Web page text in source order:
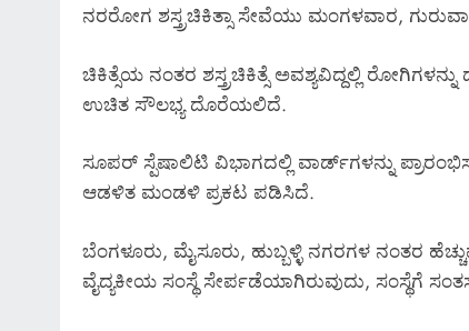
ನರರೋಗ ಶಸ್ತ್ರಚಿಕಿತ್ಸಾ ಸೇವೆಯು ಮಂಗಳವಾರ,
ಚಿಕಿತ್ಸೆಯ ನಂತರ ಶಸ್ತ್ರಚಿಕಿತ್ಸೆ ಅವಶ್ಯವಿದ್ದಲ್ಲಿ
ಉಚಿತ ಸೌಲಭ್ಯ ದೊರೆಯಲಿದೆ.
ಸೂಪರ್ ಸ್ಪೆಷಾಲಿಟಿ ವಿಭಾಗದಲ್ಲಿ ವಾರ್ಡ್‌ಗಳನ್ನು
ಆಡಳಿತ ಮಂಡಳಿ ಪ್ರಕಟ ಪಡಿಸಿದೆ.
ಬೆಂಗಳೂರು, ಮೈಸೂರು, ಹುಬ್ಬಳ್ಳಿ ನಗರಗಳ ನಂತರ
ವೈದ್ಯಕೀಯ ಸಂಸ್ಥೆ ಸೇರ್ಪಡೆಯಾಗಿರುವುದು, ಸಂಸ್ಥೆಗೆ